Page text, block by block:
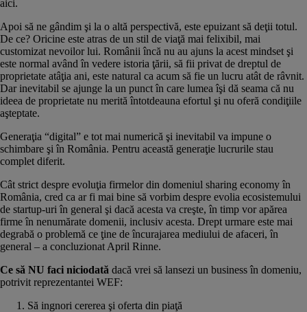
aici.
Apoi să ne gândim şi la o altă perspectivă, este epuizant să deţii totul.
De ce? Oricine este atras de un stil de viaţă mai felixibil, mai
customizat nevoilor lui. Românii încă nu au ajuns la acest mindset şi
este normal având în vedere istoria ţării, să fii privat de dreptul de
proprietate atâţia ani, este natural ca acum să fie un lucru atât de râvnit.
Dar inevitabil se ajunge la un punct în care lumea îşi dă seama că nu
ideea de proprietate nu merită întotdeauna efortul şi nu oferă condiţiile
aşteptate.
Generaţia “digital” e tot mai numerică şi inevitabil va impune o
schimbare şi în România. Pentru această generaţie lucrurile stau
complet diferit.
Cât strict despre evoluţia firmelor din domeniul sharing economy în
România, cred ca ar fi mai bine să vorbim despre evolia ecosistemului
de startup-uri în general şi dacă acesta va creşte, în timp vor apărea
firme în nenumărate domenii, inclusiv acesta. Drept urmare este mai
degrabă o problemă ce ţine de încurajarea mediului de afaceri, în
general – a concluzionat April Rinne.
Ce să NU faci niciodată dacă vrei să lansezi un business în domeniu,
potrivit reprezentantei WEF:
Să ingnori cererea şi oferta din piaţă